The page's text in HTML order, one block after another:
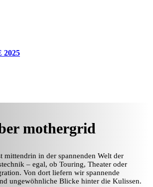
2025
mothergrid
mittendrin in der spannenden Welt der
– egal, ob Touring, Theater oder
Von dort liefern wir spannende
ungewöhnliche Blicke hinter die Kulissen.